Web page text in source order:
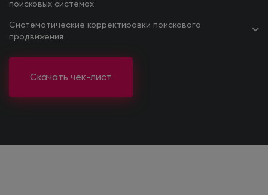
поисковых системах
Систематические корректировки поискового
продвижения
Скачать чек-лист